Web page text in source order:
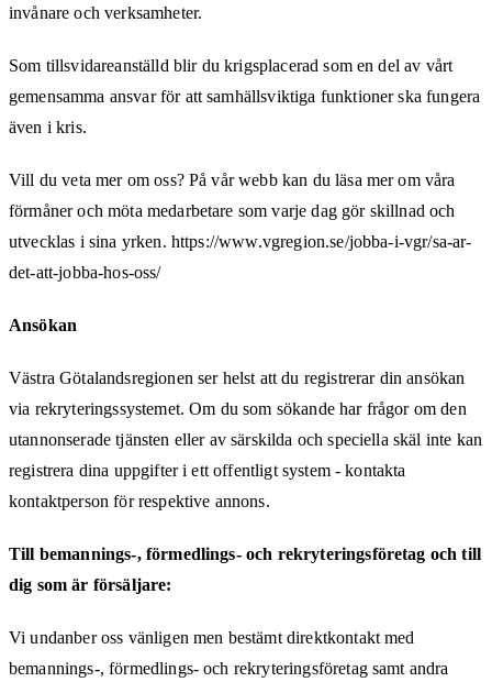
invånare och verksamheter.
Som tillsvidareanställd blir du krigsplacerad som en del av vårt
gemensamma ansvar för att samhällsviktiga funktioner ska fungera
även i kris.
Vill du veta mer om oss? På vår webb kan du läsa mer om våra
förmåner och möta medarbetare som varje dag gör skillnad och
utvecklas i sina yrken. https://www.vgregion.se/jobba-i-vgr/sa-ar-
det-att-jobba-hos-oss/
Ansökan
Västra Götalandsregionen ser helst att du registrerar din ansökan
via rekryteringssystemet. Om du som sökande har frågor om den
utannonserade tjänsten eller av särskilda och speciella skäl inte kan
registrera dina uppgifter i ett offentligt system - kontakta
kontaktperson för respektive annons.
Till bemannings-, förmedlings- och rekryteringsföretag och till
dig som är försäljare:
Vi undanber oss vänligen men bestämt direktkontakt med
bemannings-, förmedlings- och rekryteringsföretag samt andra